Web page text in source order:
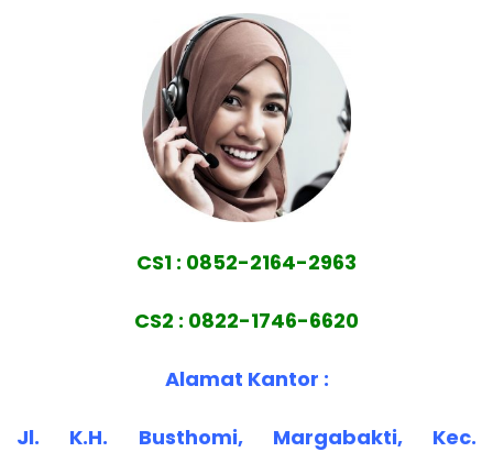
CS1 : 0852-2164-2963
CS2 : 0822-1746-6620
Alamat Kantor :
Jl. K.H. Busthomi, Margabakti, Kec.